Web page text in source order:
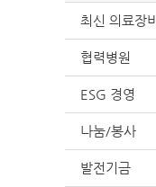
최신 의료장비
협력병원
ESG 경영
나눔/봉사
발전기금